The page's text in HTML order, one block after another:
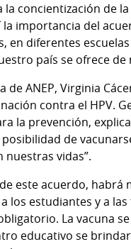
la concientización de
la importancia del
en diferentes
país se ofrece
de ANEP, Virginia
contra el HPV.
la prevención,
de
vidas”.
este acuerdo,
los estudiantes y a
La vacuna
educativo se